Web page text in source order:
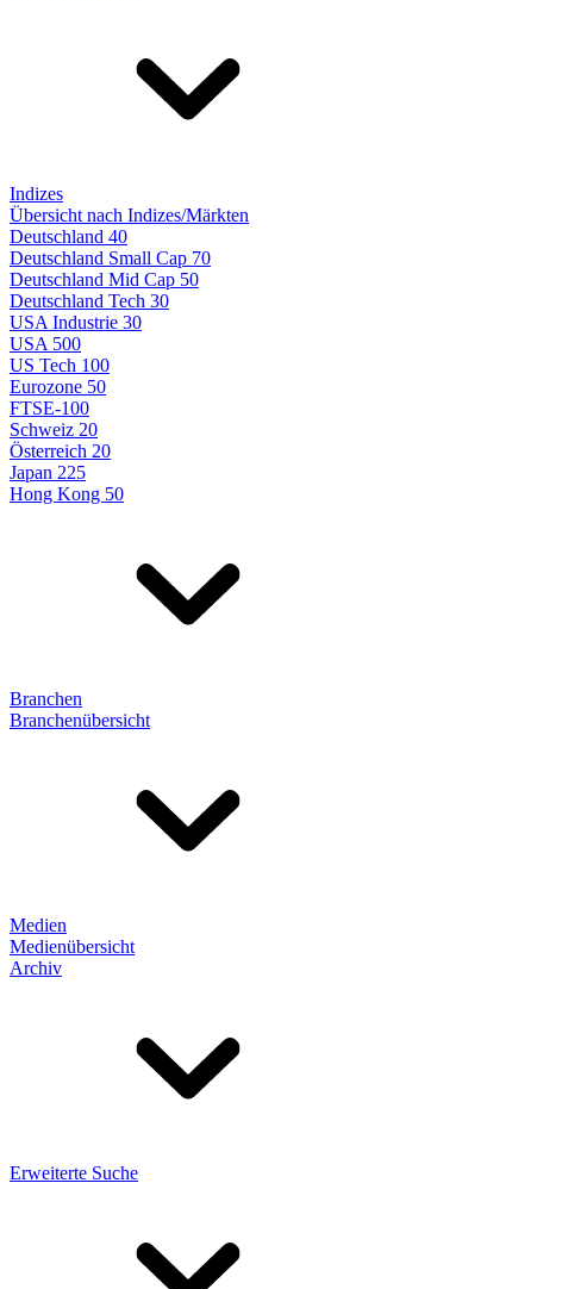
Indizes
Übersicht nach Indizes/Märkten
Deutschland 40
Deutschland Small Cap 70
Deutschland Mid Cap 50
Deutschland Tech 30
USA Industrie 30
USA 500
US Tech 100
Eurozone 50
FTSE-100
Schweiz 20
Österreich 20
Japan 225
Hong Kong 50
Branchen
Branchenübersicht
Medien
Medienübersicht
Archiv
Erweiterte Suche